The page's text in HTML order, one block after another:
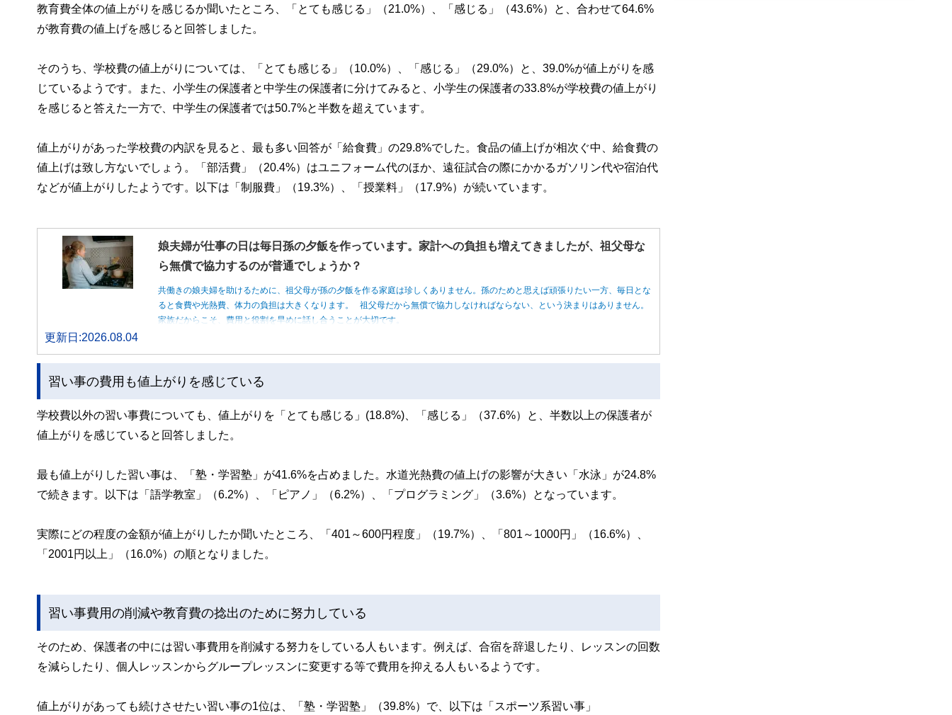
教育費全体の値上がりを感じるか聞いたところ、「とても感じる」（21.0%）、「感じる」（43.6%）と、合わせて64.6%
が教育費の値上げを感じると回答しました。
そのうち、学校費の値上がりについては、「とても感じる」（10.0%）、「感じる」（29.0%）と、39.0%が値上がりを感
じているようです。また、小学生の保護者と中学生の保護者に分けてみると、小学生の保護者の33.8%が学校費の値上がり
を感じると答えた一方で、中学生の保護者では50.7%と半数を超えています。
値上がりがあった学校費の内訳を見ると、最も多い回答が「給食費」の29.8%でした。食品の値上げが相次ぐ中、給食費の
値上げは致し方ないでしょう。「部活費」（20.4%）はユニフォーム代のほか、遠征試合の際にかかるガソリン代や宿泊代
などが値上がりしたようです。以下は「制服費」（19.3%）、「授業料」（17.9%）が続いています。
娘夫婦が仕事の日は毎日孫の夕飯を作っています。家計への負担も増えてきましたが、祖父母な
ら無償で協力するのが普通でしょうか？
共働きの娘夫婦を助けるために、祖父母が孫の夕飯を作る家庭は珍しくありません。孫のためと思えば頑張りたい一方、毎日とな
ると食費や光熱費、体力の負担は大きくなります。 祖父母だから無償で協力しなければならない、という決まりはありません。
家族だからこそ、費用と役割を早めに話し合うことが大切です。
更新日:2026.08.04
習い事の費用も値上がりを感じている
学校費以外の習い事費についても、値上がりを「とても感じる」(18.8%)、「感じる」（37.6%）と、半数以上の保護者が
値上がりを感じていると回答しました。
最も値上がりした習い事は、「塾・学習塾」が41.6%を占めました。水道光熱費の値上げの影響が大きい「水泳」が24.8%
で続きます。以下は「語学教室」（6.2%）、「ピアノ」（6.2%）、「プログラミング」（3.6%）となっています。
実際にどの程度の金額が値上がりしたか聞いたところ、「401～600円程度」（19.7%）、「801～1000円」（16.6%）、
「2001円以上」（16.0%）の順となりました。
習い事費用の削減や教育費の捻出のために努力している
そのため、保護者の中には習い事費用を削減する努力をしている人もいます。例えば、合宿を辞退したり、レッスンの回数
を減らしたり、個人レッスンからグループレッスンに変更する等で費用を抑える人もいるようです。
値上がりがあっても続けさせたい習い事の1位は、「塾・学習塾」（39.8%）で、以下は「スポーツ系習い事」